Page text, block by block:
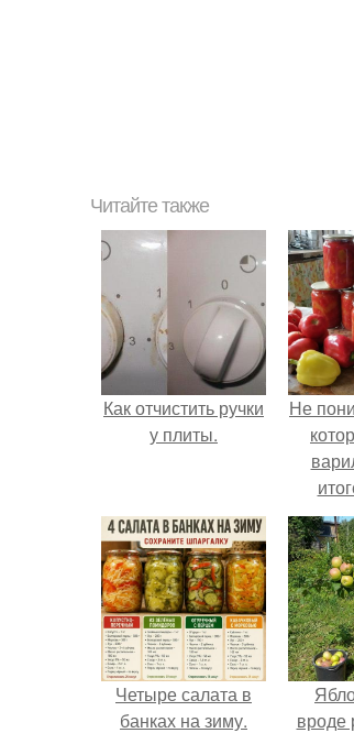
Читайте также
Как отчистить ручки
у плиты.
Не
Четыре салата в
банках на зиму.
вроде